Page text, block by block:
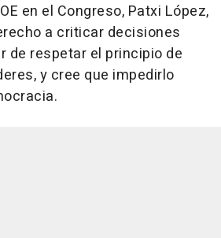
en el Congreso, Patxi López,
a criticar decisiones
de respetar el principio de
y cree que impedirlo